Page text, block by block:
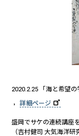
2020.2.25 「海と希望
詳細ページ
盛岡でサケの連続講座
（吉村健司 大気海洋